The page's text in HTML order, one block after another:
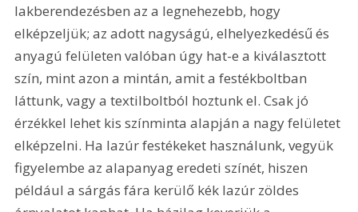
lakberendezésben az a legnehezebb, hogy
elképzeljük; az adott nagyságú, elhelyezkedésű és
anyagú felületen valóban úgy hat-e a kiválasztott
szín, mint azon a mintán, amit a festékboltban
láttunk, vagy a textilboltból hoztunk el. Csak jó
érzékkel lehet kis színminta alapján a nagy felületet
elképzelni. Ha lazúr festékeket használunk, vegyük
figyelembe az alapanyag eredeti színét, hiszen
például a sárgás fára kerülő kék lazúr zöldes